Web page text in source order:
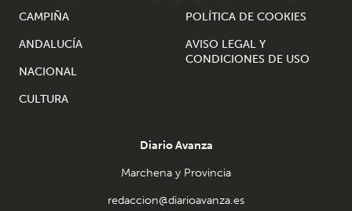
CAMPIÑA
ANDALUCÍA
NACIONAL
CULTURA
POLÍTICA DE COOKIES
AVISO LEGAL Y
CONDICIONES DE USO
Diario Avanza
Marchena y Provincia
redaccion@diarioavanza.es